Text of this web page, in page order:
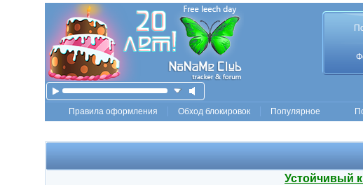
Правила оформления Обход блокировок Популярное
Устойчивый